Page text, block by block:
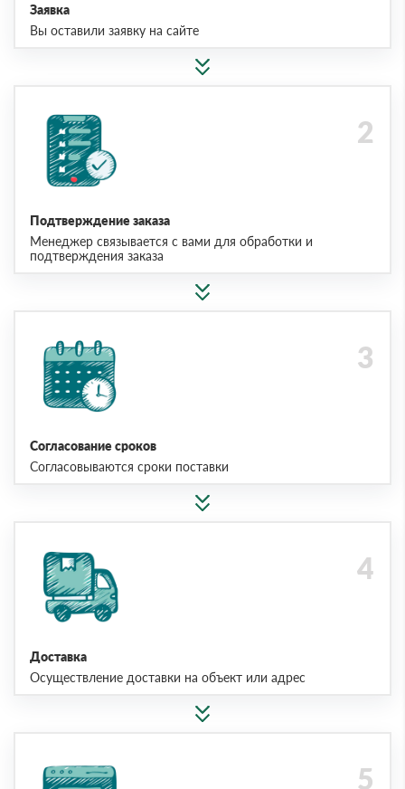
Заявка
Вы оставили заявку на сайте
Подтверждение заказа
Менеджер связывается с вами для обработки и
подтверждения заказа
Согласование сроков
Согласовываются сроки поставки
Доставка
Осуществление доставки на объект или адрес